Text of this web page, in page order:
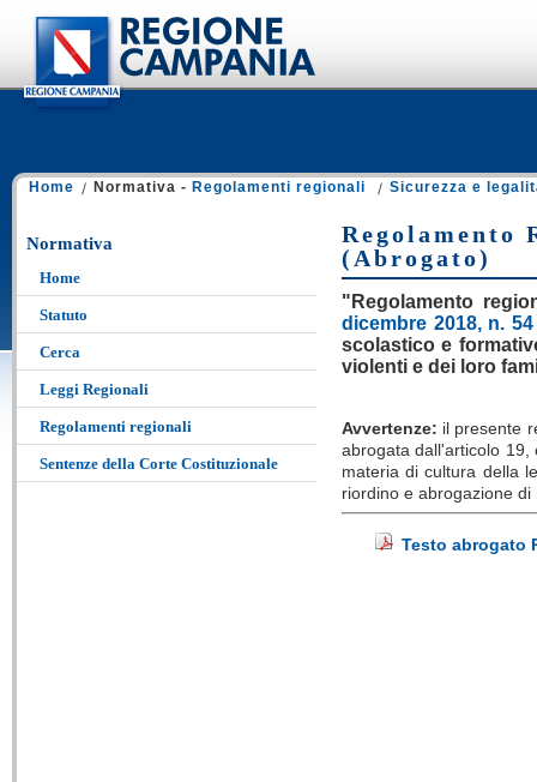
Home Normativa - Regolamenti regionali Sicurezza e
Regolamento
(Abrogato)
"Regolamento
dicembre 2018, n. 54
scolastico e
violenti e dei loro
Avvertenze: il presente
abrogata dall'articolo
materia di cultura della
riordino e abrogazione
Testo abrogato
Normativa
Home
Statuto
Cerca
Leggi Regionali
Regolamenti regionali
Sentenze della Corte Costituzionale